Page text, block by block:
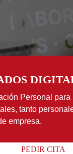
Personal
tanto
empresa.
PEDIR CITA